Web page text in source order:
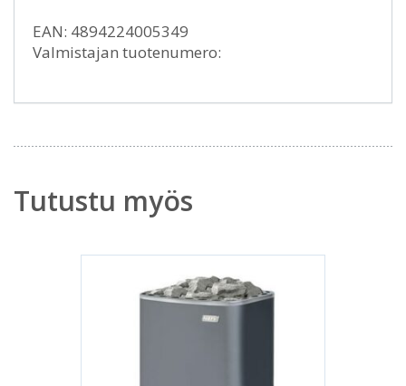
EAN: 4894224005349
Valmistajan tuotenumero:
Tutustu myös